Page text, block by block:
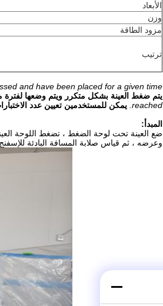
الأبعاد
وزن
مزود الطاقة
ترتيب
and have been placed for a given time.
يتم ضغط العينة بشكل متكرر ويتم وضعها لفترة
reached. يمكن للمستخدمين تعيين عدد
المبدأ:
ضع العينة تحت لوحة الضغط ، تضغط اللوحة
وعرضه ، ثم قياس صلابة المسافة البادئة